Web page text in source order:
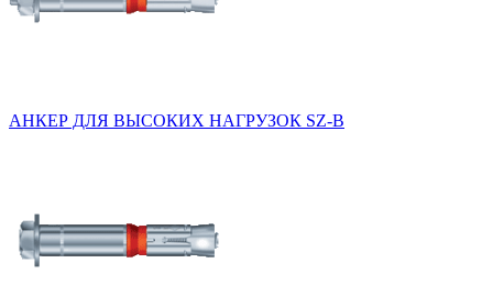
АНКЕР ДЛЯ ВЫСОКИХ НАГРУЗОК SZ-B